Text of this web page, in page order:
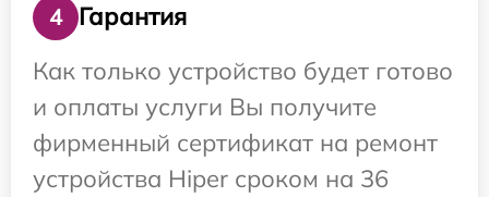
4
Гарантия
Как только устройство будет готово
и оплаты услуги Вы получите
фирменный сертификат на ремонт
устройства Hiper сроком на 36